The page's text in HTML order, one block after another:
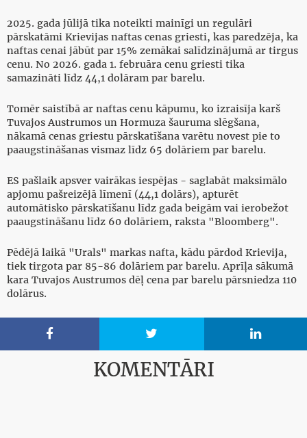
2025. gada jūlijā tika noteikti mainīgi un regulāri
pārskatāmi Krievijas naftas cenas griesti, kas paredzēja, ka
naftas cenai jābūt par 15% zemākai salīdzinājumā ar tirgus
cenu. No 2026. gada 1. februāra cenu griesti tika
samazināti līdz 44,1 dolāram par barelu.
Tomēr saistībā ar naftas cenu kāpumu, ko izraisīja karš
Tuvajos Austrumos un Hormuza šauruma slēgšana,
nākamā cenas griestu pārskatīšana varētu novest pie to
paaugstināšanas vismaz līdz 65 dolāriem par barelu.
ES pašlaik apsver vairākas iespējas - saglabāt maksimālo
apjomu pašreizējā līmenī (44,1 dolārs), apturēt
automātisko pārskatīšanu līdz gada beigām vai ierobežot
paaugstināšanu līdz 60 dolāriem, raksta "Bloomberg".
Pēdējā laikā "Urals" markas nafta, kādu pārdod Krievija,
tiek tirgota par 85-86 dolāriem par barelu. Aprīļa sākumā
kara Tuvajos Austrumos dēļ cena par barelu pārsniedza 110
dolārus.
  
KOMENTĀRI